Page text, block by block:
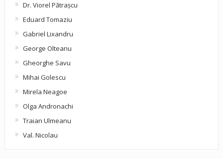
Dr. Viorel Pătraşcu
Eduard Tomaziu
Gabriel Lixandru
George Olteanu
Gheorghe Savu
Mihai Golescu
Mirela Neagoe
Olga Andronachi
Traian Ulmeanu
Val. Nicolau